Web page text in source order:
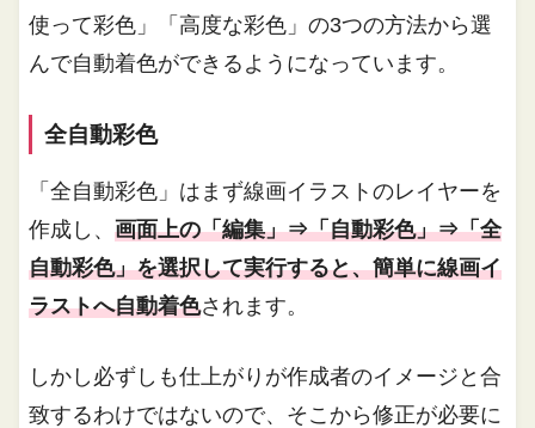
使って彩色」「高度な彩色」の3つの方法から選
んで自動着色ができるようになっています。
全自動彩色
「全自動彩色」はまず線画イラストのレイヤーを
作成し、画面上の「編集」⇒「自動彩色」⇒「全
自動彩色」を選択して実行すると、簡単に線画イ
ラストへ自動着色されます。
しかし必ずしも仕上がりが作成者のイメージと合
致するわけではないので、そこから修正が必要に